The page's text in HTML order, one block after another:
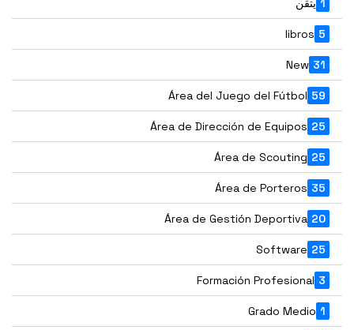
يتقن 1
libros 5
New 31
Área del Juego del Fútbol 59
Área de Dirección de Equipos 25
Área de Scouting 25
Área de Porteros 35
Área de Gestión Deportiva 20
Software 25
Formación Profesional 3
Grado Medio 1